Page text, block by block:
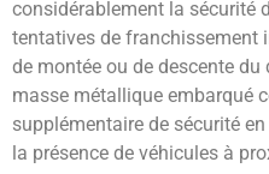
considérablement la sécurité
tentatives de franchissement
de montée ou de descente
masse métallique embarqué
supplémentaire de sécurité
la présence de véhicules à